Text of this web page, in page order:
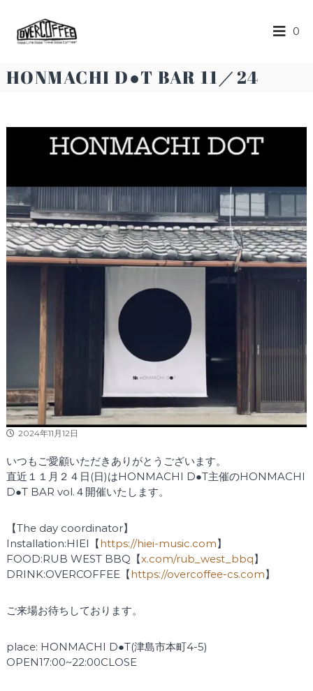
R
F
E
リ
テ
ヒ
ー
し
め
る
カ
フ
ェ
0
HONMACHI D●T BAR 11／24
2024年11月12日
いつもご愛顧いただきありがとうございます。
直近１１月２４日(日)はHONMACHI D●T主催のHONMACHI
D●T BAR vol.４開催いたします。
【The day coordinator】
Installation:HIEI【https://hiei-music.com】
FOOD:RUB WEST BBQ【x.com/rub_west_bbq】
DRINK:OVERCOFFEE【https://overcoffee-cs.com】
ご来場お待ちしております。
place: HONMACHI D●T(津島市本町4-5)
OPEN17:00~22:00CLOSE